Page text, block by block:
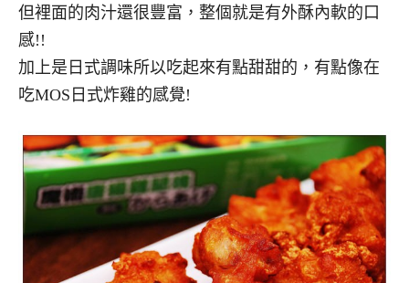
但裡面的肉汁還很豐富，整個就是有外酥內軟的口
感!!
加上是日式調味所以吃起來有點甜甜的，有點像在
吃MOS日式炸雞的感覺!